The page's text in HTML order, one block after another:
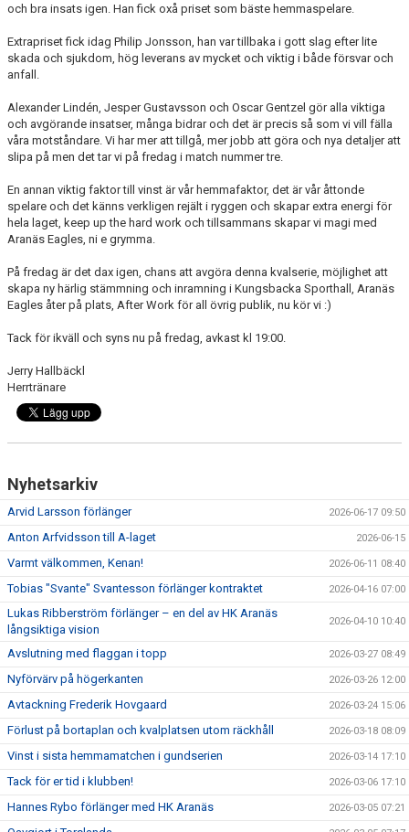
och bra insats igen. Han fick oxå priset som bäste hemmaspelare.
Extrapriset fick idag Philip Jonsson, han var tillbaka i gott slag efter lite
skada och sjukdom, hög leverans av mycket och viktig i både försvar och
anfall.
Alexander Lindén, Jesper Gustavsson och Oscar Gentzel gör alla viktiga
och avgörande insatser, många bidrar och det är precis så som vi vill fälla
våra motståndare. Vi har mer att tillgå, mer jobb att göra och nya detaljer att
slipa på men det tar vi på fredag i match nummer tre.
En annan viktig faktor till vinst är vår hemmafaktor, det är vår åttonde
spelare och det känns verkligen rejält i ryggen och skapar extra energi för
hela laget, keep up the hard work och tillsammans skapar vi magi med
Aranäs Eagles, ni e grymma.
På fredag är det dax igen, chans att avgöra denna kvalserie, möjlighet att
skapa ny härlig stämmning och inramning i Kungsbacka Sporthall, Aranäs
Eagles åter på plats, After Work för all övrig publik, nu kör vi :)
Tack för ikväll och syns nu på fredag, avkast kl 19:00.
Jerry Hallbäckl
Herrtränare
Nyhetsarkiv
Arvid Larsson förlänger 2026-06-17 09:50
Anton Arfvidsson till A-laget 2026-06-15
Varmt välkommen, Kenan! 2026-06-11 08:40
Tobias "Svante" Svantesson förlänger kontraktet 2026-04-16 07:00
Lukas Ribberström förlänger – en del av HK Aranäs
långsiktiga vision
2026-04-10 10:40
Avslutning med flaggan i topp 2026-03-27 08:49
Nyförvärv på högerkanten 2026-03-26 12:00
Avtackning Frederik Hovgaard 2026-03-24 15:06
Förlust på bortaplan och kvalplatsen utom räckhåll 2026-03-18 08:09
Vinst i sista hemmamatchen i gundserien 2026-03-14 17:10
Tack för er tid i klubben! 2026-03-06 17:10
Hannes Rybo förlänger med HK Aranäs 2026-03-05 07:21